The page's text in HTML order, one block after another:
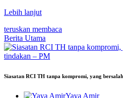
Lebih lanjut
teruskan membaca
Berita Utama
Siasatan RCI TH tanpa kompromi, yang
Yaya Amir